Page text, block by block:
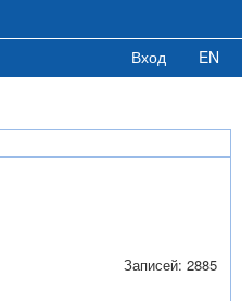
Вход EN
Записей: 2885